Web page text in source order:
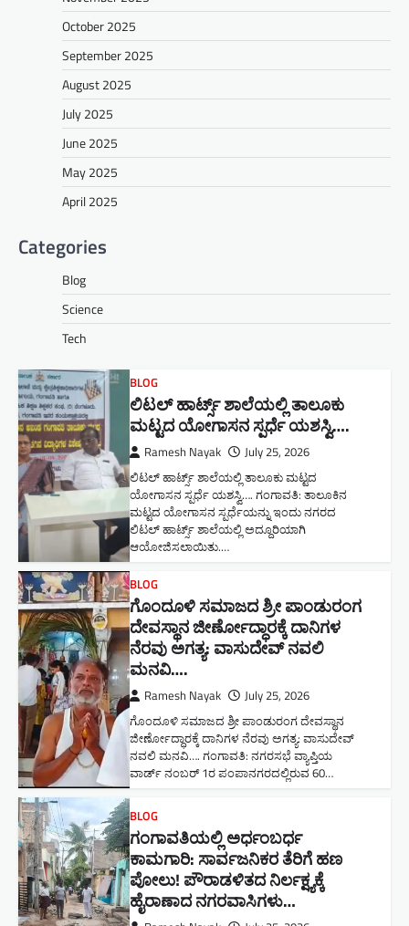
October 2025
September 2025
August 2025
July 2025
June 2025
May 2025
April 2025
Categories
Blog
Science
Tech
BLOG
ಲಿಟಲ್ ಹಾರ್ಟ್ಸ್ ಶಾಲೆಯಲ್ಲಿ ತಾಲೂಕು
ಮಟ್ಟದ ಯೋಗಾಸನ ಸ್ಪರ್ಧೆ ಯಶಸ್ವಿ….
Ramesh Nayak July 25, 2026
ಲಿಟಲ್ ಹಾರ್ಟ್ಸ್ ಶಾಲೆಯಲ್ಲಿ ತಾಲೂಕು ಮಟ್ಟದ
ಯೋಗಾಸನ ಸ್ಪರ್ಧೆ ಯಶಸ್ವಿ…. ಗಂಗಾವತಿ: ತಾಲೂಕಿನ
ಮಟ್ಟದ ಯೋಗಾಸನ ಸ್ಪರ್ಧೆಯನ್ನು ಇಂದು ನಗರದ
ಲಿಟಲ್ ಹಾರ್ಟ್ಸ್ ಶಾಲೆಯಲ್ಲಿ ಅದ್ದೂರಿಯಾಗಿ
ಆಯೋಜಿಸಲಾಯಿತು.…
BLOG
ಗೊಂದೂಳಿ ಸಮಾಜದ ಶ್ರೀ ಪಾಂಡುರಂಗ
ದೇವಸ್ಥಾನ ಜೀರ್ಣೋದ್ಧಾರಕ್ಕೆ ದಾನಿಗಳ
ನೆರವು ಅಗತ್ಯ: ವಾಸುದೇವ್ ನವಲಿ
ಮನವಿ​….
Ramesh Nayak July 25, 2026
ಗೊಂದೂಳಿ ಸಮಾಜದ ಶ್ರೀ ಪಾಂಡುರಂಗ ದೇವಸ್ಥಾನ
ಜೀರ್ಣೋದ್ಧಾರಕ್ಕೆ ದಾನಿಗಳ ನೆರವು ಅಗತ್ಯ: ವಾಸುದೇವ್
ನವಲಿ ಮನವಿ​…. ಗಂಗಾವತಿ: ​ನಗರಸಭೆ ವ್ಯಾಪ್ತಿಯ
ವಾರ್ಡ್ ನಂಬರ್ 1ರ ಪಂಪಾನಗರದಲ್ಲಿರುವ 60…
BLOG
ಗಂಗಾವತಿಯಲ್ಲಿ ಅರ್ಧಂಬರ್ಧ
ಕಾಮಗಾರಿ: ಸಾರ್ವಜನಿಕರ ತೆರಿಗೆ ಹಣ
ಪೋಲು! ಪೌರಾಡಳಿತದ ನಿರ್ಲಕ್ಷ್ಯಕ್ಕೆ
ಹೈರಾಣಾದ ನಗರವಾಸಿಗಳು​…